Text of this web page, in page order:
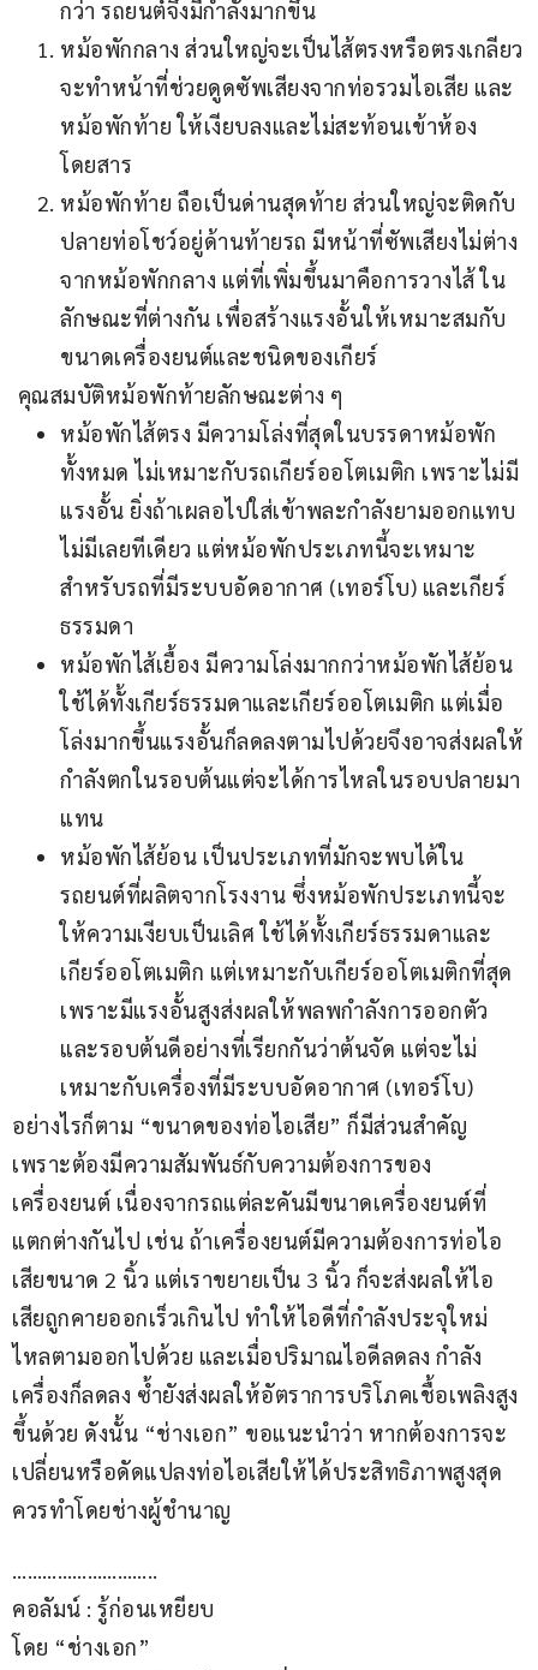
กว่า รถยนต์จึงมีกำลังมากขึ้น
หม้อพักกลาง ส่วนใหญ่จะเป็นไส้ตรงหรือตรงเกลียว
จะทำหน้าที่ช่วยดูดซัพเสียงจากท่อรวมไอเสีย และ
หม้อพักท้าย ให้เงียบลงและไม่สะท้อนเข้าห้อง
โดยสาร
หม้อพักท้าย ถือเป็นด่านสุดท้าย ส่วนใหญ่จะติดกับ
ปลายท่อโชว์อยู่ด้านท้ายรถ มีหน้าที่ซัพเสียงไม่ต่าง
จากหม้อพักกลาง แต่ที่เพิ่มขึ้นมาคือการวางไส้ ใน
ลักษณะที่ต่างกัน เพื่อสร้างแรงอั้นให้เหมาะสมกับ
ขนาดเครื่องยนต์และชนิดของเกียร์
คุณสมบัติหม้อพักท้ายลักษณะต่าง ๆ
หม้อพักไส้ตรง มีความโล่งที่สุดในบรรดาหม้อพัก
ทั้งหมด ไม่เหมาะกับรถเกียร์ออโตเมติก เพราะไม่มี
แรงอั้น ยิ่งถ้าเผลอไปใส่เข้าพละกำลังยามออกแทบ
ไม่มีเลยทีเดียว แต่หม้อพักประเภทนี้จะเหมาะ
สำหรับรถที่มีระบบอัดอากาศ (เทอร์โบ) และเกียร์
ธรรมดา
หม้อพักไส้เยื้อง มีความโล่งมากกว่าหม้อพักไส้ย้อน
ใช้ได้ทั้งเกียร์ธรรมดาและเกียร์ออโตเมติก แต่เมื่อ
โล่งมากขึ้นแรงอั้นก็ลดลงตามไปด้วยจึงอาจส่งผลให้
กำลังตกในรอบต้นแต่จะได้การไหลในรอบปลายมา
แทน
หม้อพักไส้ย้อน เป็นประเภทที่มักจะพบได้ใน
รถยนต์ที่ผลิตจากโรงงาน ซึ่งหม้อพักประเภทนี้จะ
ให้ความเงียบเป็นเลิศ ใช้ได้ทั้งเกียร์ธรรมดาและ
เกียร์ออโตเมติก แต่เหมาะกับเกียร์ออโตเมติกที่สุด
เพราะมีแรงอั้นสูงส่งผลให้พลพกำลังการออกตัว
และรอบต้นดีอย่างที่เรียกกันว่าต้นจัด แต่จะไม่
เหมาะกับเครื่องที่มีระบบอัดอากาศ (เทอร์โบ)
อย่างไรก็ตาม “ขนาดของท่อไอเสีย” ก็มีส่วนสำคัญ
เพราะต้องมีความสัมพันธ์กับความต้องการของ
เครื่องยนต์ เนื่องจากรถแต่ละคันมีขนาดเครื่องยนต์ที่
แตกต่างกันไป เช่น ถ้าเครื่องยนต์มีความต้องการท่อไอ
เสียขนาด 2 นิ้ว แต่เราขยายเป็น 3 นิ้ว ก็จะส่งผลให้ไอ
เสียถูกคายออกเร็วเกินไป ทำให้ไอดีที่กำลังประจุใหม่
ไหลตามออกไปด้วย และเมื่อปริมาณไอดีลดลง กำลัง
เครื่องก็ลดลง ซ้ำยังส่งผลให้อัตราการบริโภคเชื้อเพลิงสูง
ขึ้นด้วย ดังนั้น “ช่างเอก” ขอแนะนำว่า หากต้องการจะ
เปลี่ยนหรือดัดแปลงท่อไอเสียให้ได้ประสิทธิภาพสูงสุด
ควรทำโดยช่างผู้ชำนาญ
………………………..
คอลัมน์ : รู้ก่อนเหยียบ
โดย “ช่างเอก”